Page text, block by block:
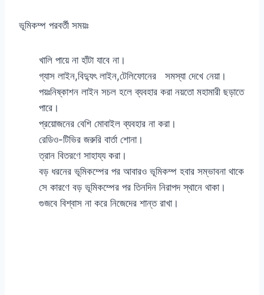
ভূমিকম্প পরবর্তী সময়ঃ
খালি পায়ে না হাঁটা যাবে না।
গ্যাস লাইন,বিদ্যুৎ লাইন,টেলিফোনের সমস্যা দেখে নেয়া।
পয়ঃনিষ্কাশন লাইন সচল হলে ব্যবহার করা নয়তো মহামারী ছড়াতে
পারে।
প্রয়োজনের বেশি মোবাইল ব্যবহার না করা।
রেডিও-টিভির জরুরি বার্তা শোনা।
ত্রান বিতরণে সাহায্য করা।
বড় ধরনের ভূমিকম্পের পর আবারও ভূমিকম্প হবার সম্ভাবনা থাকে
সে কারণে বড় ভূমিকম্পের পর তিনদিন নিরাপদ স্থানে থাকা।
গুজবে বিশ্বাস না করে নিজেদের শান্ত রাখা।